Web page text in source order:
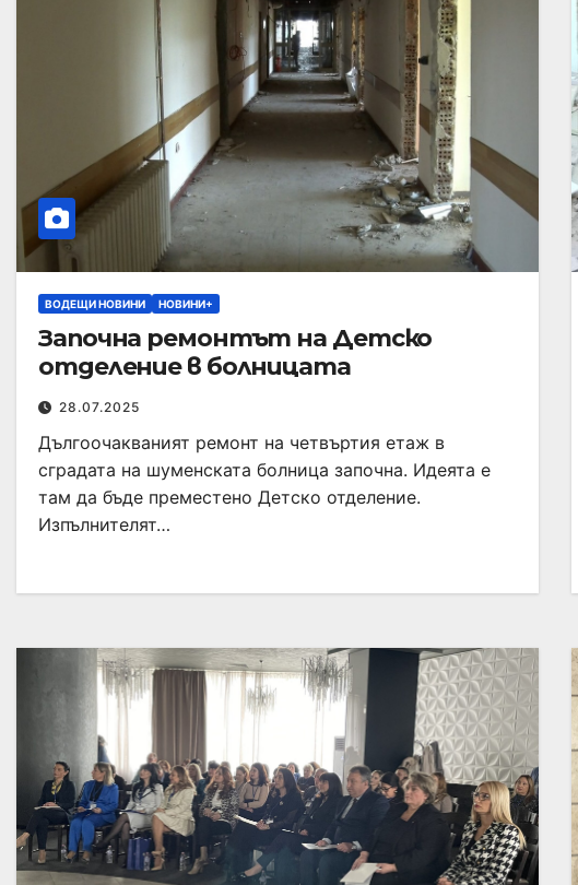
ВОДЕЩИ НОВИНИ НОВИНИ+
Започна ремонтът на Детско
отделение в болницата
28.07.2025
Дългоочакваният ремонт на четвъртия етаж в
сградата на шуменската болница започна. Идеята е
там да бъде преместено Детско отделение.
Изпълнителят…